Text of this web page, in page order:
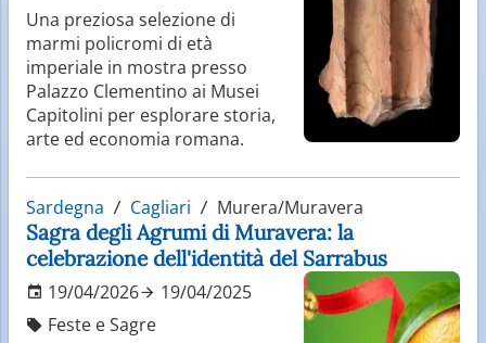
Una preziosa selezione di
marmi policromi di età
imperiale in mostra presso
Palazzo Clementino ai Musei
Capitolini per esplorare storia,
arte ed economia romana.
Sardegna Cagliari Murera/Muravera
Sagra degli Agrumi di Muravera: la
celebrazione dell'identità del Sarrabus
19/04/2026
19/04/2025
Feste e Sagre